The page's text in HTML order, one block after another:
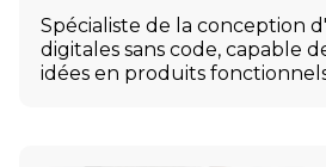
Spécialiste de la conception
digitales sans code, capable
idées en produits